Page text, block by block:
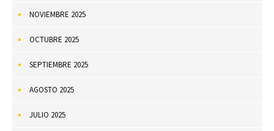
NOVIEMBRE 2025
OCTUBRE 2025
SEPTIEMBRE 2025
AGOSTO 2025
JULIO 2025